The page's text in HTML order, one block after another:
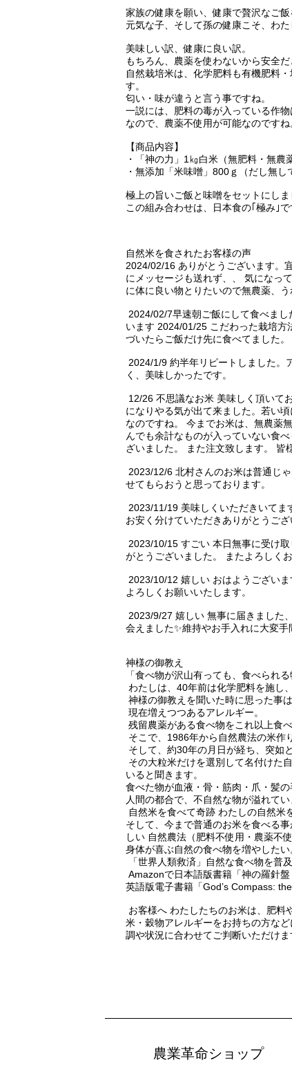
家族の健康を願い、健康で贅沢なご飯
元気な子、そして孫の健康こそ、わた
美味しい訳、健康に良い訳。
もちろん、農薬を使わないから安全
自然栽培米は、化学肥料も有機肥料
す。
匂い・味が違うと言う事ですね。
一説には、肥料の毒が入っている作
なので、農薬不使用が可能なのですね
【商品内容】
・「神の力」1㎏白米（無肥料・無農
・無添加「米味噌」800ｇ（だし無し
極上の旨いご飯と味噌をセットにしま
この組み合わせは、日本食の｢極み｣で
自然米を食されたお客様の声
2024/02/16 ありがとうございます。
にメッセージも送れず、、 気になっ
に体に良い物とりたいので無農薬、
2024/02/7早速朝ご飯にして食べま
います 2024/01/25 こだわった栽培
づいたらご飯だけ先に食べてました
2024/1/9 約半年リピートしました。
く、美味しかったです。
12/26 不思議なお米 美味しく頂いて
になりやる気が出て来ました。若い
なのですね。 今までお米は、無農薬
んでも余計なものが入っていない食
ざいました。 また注文致します。 皆
2023/12/6 北村さんのお米は普通じ
せてもらおうと思っております。
2023/11/19 美味しくいただきいて
お安く分けていただきありがとうご
2023/10/15 すごい 本日無事に受け
がとうございました。 またよろしく
2023/10/12 嬉しい おはようござい
よろしくお願いいたします。
2023/9/27 嬉しい 無事に届きました
会えました✨維持やお手入れに大変
神様の御教え
「食べ物が沢山有っても、食べられ
わたしは、40年前は化学肥料を施し
神様の御教えを聞いた時に思った事
現在増えつつあるアレルギー。
残留農薬がある食べ物をこれ以上食
そこで、1986年から自然農法の米作
そして、約30年の月日が経ち、突如
その大粒米だけを選別して名付けた
いると聞きます。
食べた物が血液・骨・筋肉・爪・髪
人間の都合で、不自然な物が溢れてい
自然米を食べて奇跡 わたしの自然米
そして、今まで普通のお米を食べる
しい 自然農法（肥料不使用・農薬不
身体が喜ぶ自然の食べ物を増やした
「世界人類救済」自然な食べ物を普
Amazonで日本語版書籍「神の羅針
英語版電子書籍「God’s Compass:
お客様へ わたしたちのお米は、肥料
米・穀物アレルギーをお持ちの方な
調や状況に合わせてご判断いただけ
農業革命ショップ